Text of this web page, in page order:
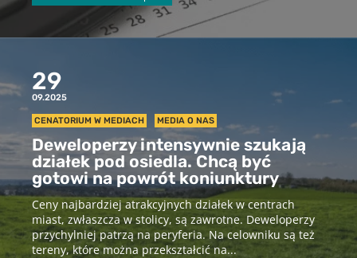
29
09.2025
CENATORIUM W MEDIACH MEDIA O NAS
Deweloperzy intensywnie szukają
działek pod osiedla. Chcą być
gotowi na powrót koniunktury
Ceny najbardziej atrakcyjnych działek w centrach
miast, zwłaszcza w stolicy, są zawrotne. Deweloperzy
przychylniej patrzą na peryferia. Na celowniku są też
tereny, które można przekształcić na...